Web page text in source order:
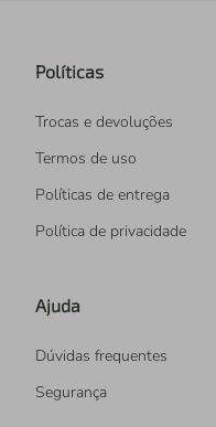
Políticas
Trocas e devoluções
Termos de uso
Políticas de entrega
Política de privacidade
Ajuda
Dúvidas frequentes
Segurança